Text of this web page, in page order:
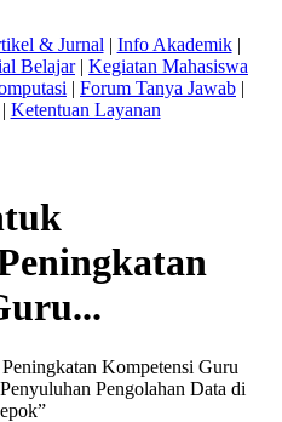
& Jurnal | Info Akademik|
Belajar| Kegiatan Mahasiswa
| Forum Tanya Jawab |
| Ketentuan Layanan
Kompetensi Guru
Pengolahan Data di